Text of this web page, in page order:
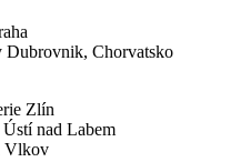
Dubrovnik, Chorvatsko
Zlín
nad Labem
Vlkov